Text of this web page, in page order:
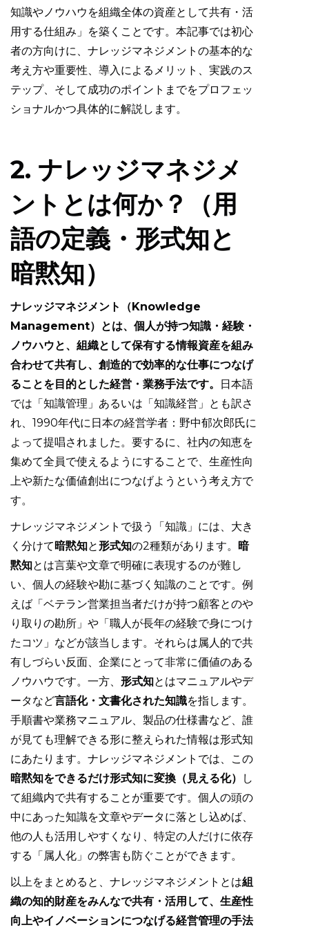
知識やノウハウを組織全体の資産として共有・活
用する仕組み」を築くことです。本記事では初心
者の方向けに、ナレッジマネジメントの基本的な
考え方や重要性、導入によるメリット、実践のス
テップ、そして成功のポイントまでをプロフェッ
ショナルかつ具体的に解説します。
2. ナレッジマネジメ
ントとは何か？（用
語の定義・形式知と
暗黙知）
ナレッジマネジメント（Knowledge
Management）とは、個人が持つ知識・経験・
ノウハウと、組織として保有する情報資産を組み
合わせて共有し、創造的で効率的な仕事につなげ
ることを目的とした経営・業務手法です。
日本語
では「知識管理」あるいは「知識経営」とも訳さ
れ、1990年代に日本の経営学者：野中郁次郎氏に
よって提唱されました。要するに、社内の知恵を
集めて全員で使えるようにすることで、生産性向
上や新たな価値創出につなげようという考え方で
す。
ナレッジマネジメントで扱う「知識」には、大き
く分けて暗黙知と形式知の2種類があります。 暗
黙知とは言葉や文章で明確に表現するのが難し
い、個人の経験や勘に基づく知識のことです。例
えば「ベテラン営業担当者だけが持つ顧客とのや
り取りの勘所」や「職人が長年の経験で身につけ
たコツ」などが該当します。それらは属人的で共
有しづらい反面、企業にとって非常に価値のある
ノウハウです。一方、 形式知とはマニュアルやデ
ータなど言語化・文書化された知識を指します。
手順書や業務マニュアル、製品の仕様書など、誰
が見ても理解できる形に整えられた情報は形式知
にあたります。ナレッジマネジメントでは、この
暗黙知をできるだけ形式知に変換（見える化）
し
て組織内で共有することが重要です。個人の頭の
中にあった知識を文章やデータに落とし込めば、
他の人も活用しやすくなり、特定の人だけに依存
する「属人化」の弊害も防ぐことができます。
以上をまとめると、ナレッジマネジメントとは組
織の知的財産をみんなで共有・活用して、生産性
向上やイノベーションにつなげる経営管理の手法